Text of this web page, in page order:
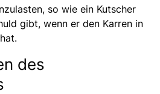
so wie ein Kutscher
gibt, wenn er den Karren in
des